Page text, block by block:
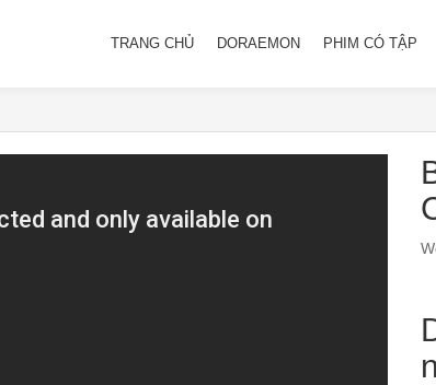
TRANG CHỦ DORAEMON PHIM CÓ TẬP